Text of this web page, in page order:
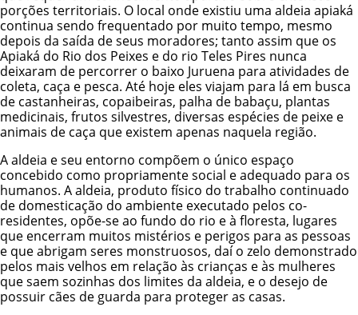
porções territoriais. O local onde existiu uma aldeia apiaká
continua sendo frequentado por muito tempo, mesmo
depois da saída de seus moradores; tanto assim que os
Apiaká do Rio dos Peixes e do rio Teles Pires nunca
deixaram de percorrer o baixo Juruena para atividades de
coleta, caça e pesca. Até hoje eles viajam para lá em busca
de castanheiras, copaibeiras, palha de babaçu, plantas
medicinais, frutos silvestres, diversas espécies de peixe e
animais de caça que existem apenas naquela região.
A aldeia e seu entorno compõem o único espaço
concebido como propriamente social e adequado para os
humanos. A aldeia, produto físico do trabalho continuado
de domesticação do ambiente executado pelos co-
residentes, opõe-se ao fundo do rio e à floresta, lugares
que encerram muitos mistérios e perigos para as pessoas
e que abrigam seres monstruosos, daí o zelo demonstrado
pelos mais velhos em relação às crianças e às mulheres
que saem sozinhas dos limites da aldeia, e o desejo de
possuir cães de guarda para proteger as casas.